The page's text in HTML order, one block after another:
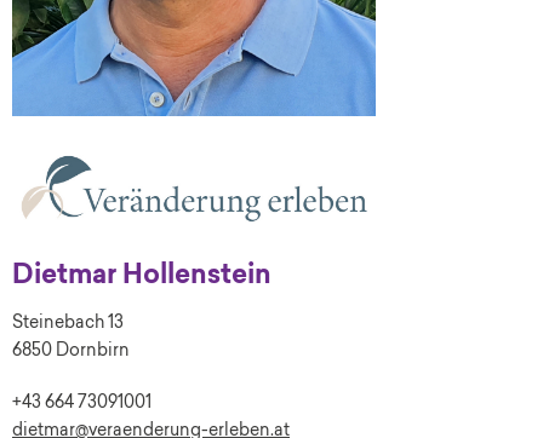
Dietmar Hollenstein
Steinebach 13
6850 Dornbirn
+43 664 73091001
dietmar@veraenderung-erleben.at